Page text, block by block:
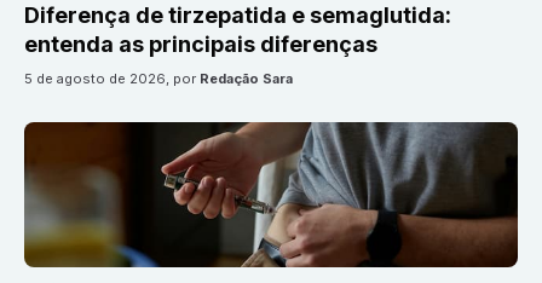
Diferença de tirzepatida e semaglutida:
entenda as principais diferenças
5 de agosto de 2026, por Redação Sara